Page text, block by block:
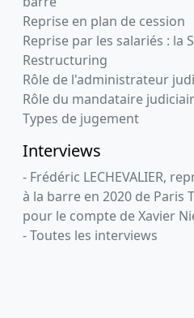
Reprise en plan de cession
Reprise par les salariés : la
Restructuring
Rôle de l'administrateur
Rôle du mandataire
Types de jugement
Interviews
- Frédéric LECHEVALIER,
à la barre en 2020 de Paris
pour le compte de Xavier
- Toutes les interviews